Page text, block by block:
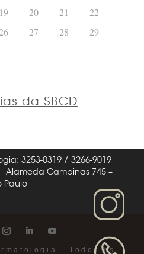
19 20 21
22
27 28
29
da SBCD
3253-0319 / 3266-9019
Alameda Campinas 745 –
Paulo
- Todos os